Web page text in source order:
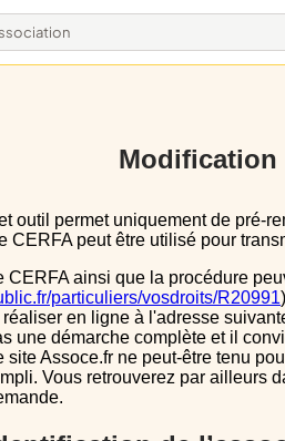
Modification
CERFA peut être utilisé pour
CERFA ainsi que la procédure
particuliers/vosdroits/R20991
réaliser en ligne à l'adresse
une démarche complète et il
site Assoce.fr ne peut-être tenu
Vous retrouverez par ailleurs